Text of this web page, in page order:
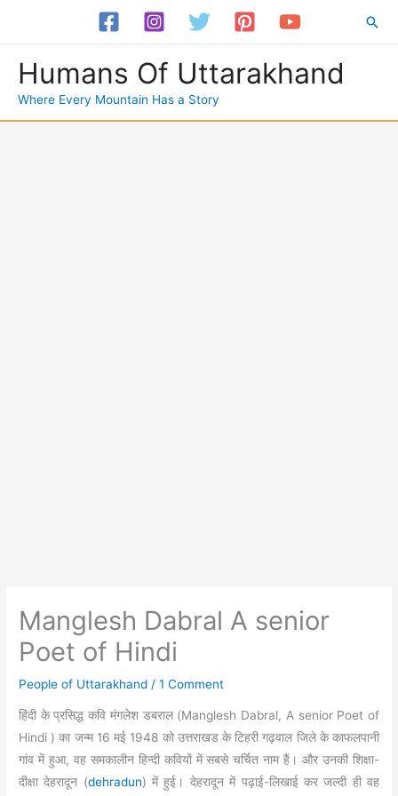
Humans Of Uttarakhand
Where Every Mountain Has a Story
Manglesh Dabral A senior
Poet of Hindi
People of Uttarakhand /1 Comment
हिंदी के प्रसिद्ध कवि मंगलेश डबराल (Manglesh Dabral, A senior Poet of
Hindi ) का जन्म 16 मई 1948 को उत्तराखड के टिहरी गढ़वाल जिले के काफलपानी
गांव में हुआ, वह समकालीन हिन्दी कवियों में सबसे चर्चित नाम हैं। और उनकी शिक्षा-
दीक्षा देहरादून (dehradun) में हुई। देहरादून में पढ़ाई-लिखाई कर जल्दी ही वह